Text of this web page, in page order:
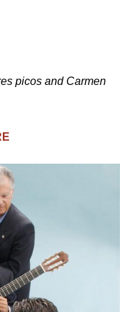
picos and Carmen